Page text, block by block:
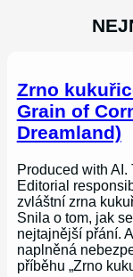
Zrno
Grain of
Dreamland)
Produced with
Editorial
zvláštní zrna
Snila o tom, jak
nejtajnější přání.
naplněná
příběhu „Zrno